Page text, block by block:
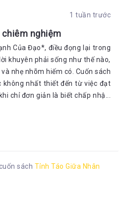
1 tuần trước
nghiệm
Của Đạo*, điều đọng lại trong
khuyên phải sống như thế nào,
nhẹ nhõm hiếm có. Cuốn sách
không nhất thiết đến từ việc đạt
chỉ đơn giản là biết chấp nhậ...
sách Tỉnh Táo Giữa Nhân